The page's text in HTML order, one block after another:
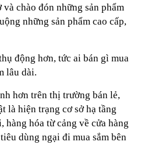
chào đón những sản phẩm
những sản phẩm cao cấp,
động hơn, tức ai bán gì mua
lâu dài.
hơn trên thị trường bán lẻ,
là hiện trạng cơ sở hạ tầng
hóa từ cảng về cửa hàng
dùng ngại đi mua sắm bên